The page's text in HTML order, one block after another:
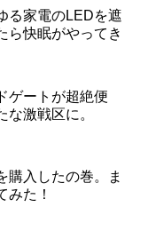
る家電のLEDを遮
ら快眠がやってき
ゲートが超絶便
な激戦区に。
購入したの巻。ま
みた！